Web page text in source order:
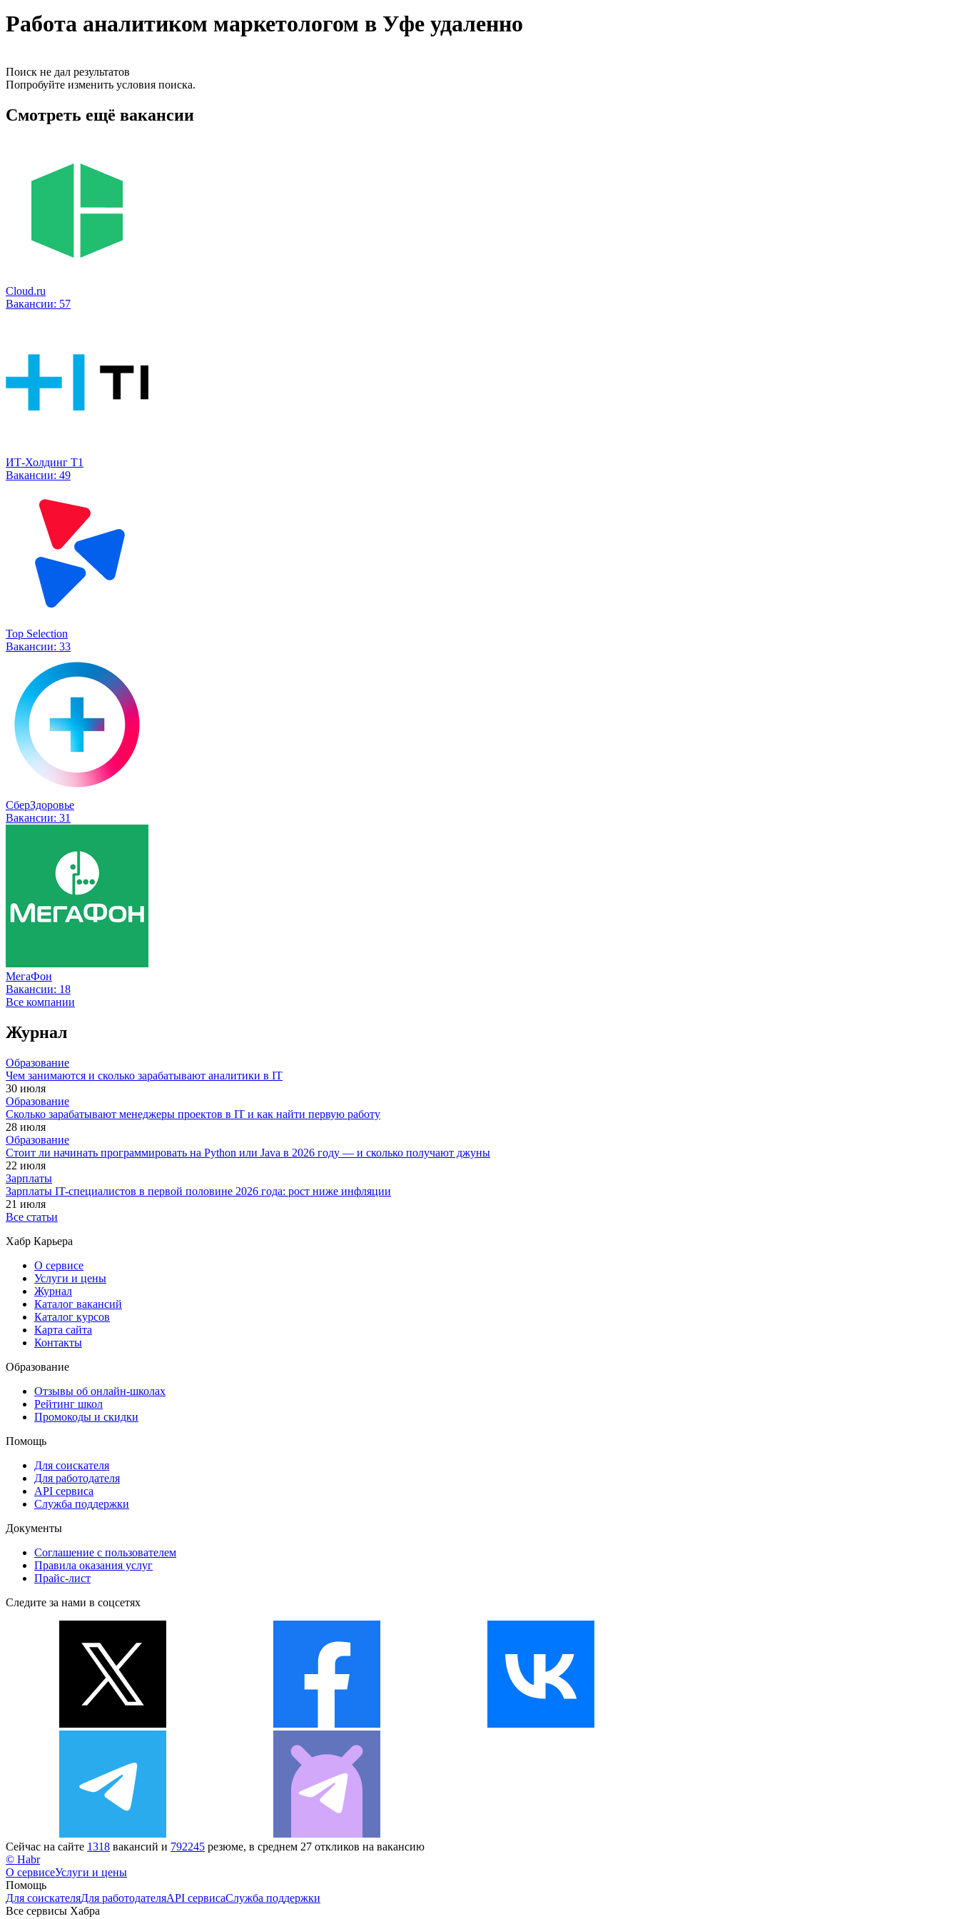
Работа аналитиком маркетологом в Уфе удаленно
Поиск не дал результатов
Попробуйте изменить условия поиска.
Смотреть ещё вакансии
Cloud.ru
Вакансии: 57
ИТ-Холдинг Т1
Вакансии: 49
Top Selection
Вакансии: 33
СберЗдоровье
Вакансии: 31
МегаФон
Вакансии: 18
Все компании
Журнал
Образование
Чем занимаются и сколько зарабатывают аналитики в IT
30 июля
Образование
Сколько зарабатывают менеджеры проектов в IT и как найти первую работу
28 июля
Образование
Стоит ли начинать программировать на Python или Java в 2026 году — и сколько получают джуны
22 июля
Зарплаты
Зарплаты IT-специалистов в первой половине 2026 года: рост ниже инфляции
21 июля
Все статьи
Хабр Карьера
О сервисе
Услуги и цены
Журнал
Каталог вакансий
Каталог курсов
Карта сайта
Контакты
Образование
Отзывы об онлайн-школах
Рейтинг школ
Промокоды и скидки
Помощь
Для соискателя
Для работодателя
API сервиса
Служба поддержки
Документы
Соглашение с пользователем
Правила оказания услуг
Прайс-лист
Следите за нами в соцсетях
Сейчас на сайте 1318 вакансий и 792245 резюме, в среднем 27 откликов на вакансию
© Habr
О сервисеУслуги и цены
Помощь
Для соискателяДля работодателяAPI сервисаСлужба поддержки
Все сервисы Хабра